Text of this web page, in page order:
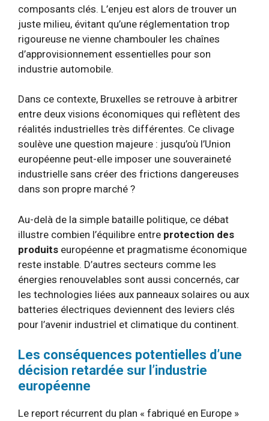
composants clés. L’enjeu est alors de trouver un
juste milieu, évitant qu’une réglementation trop
rigoureuse ne vienne chambouler les chaînes
d’approvisionnement essentielles pour son
industrie automobile.
Dans ce contexte, Bruxelles se retrouve à arbitrer
entre deux visions économiques qui reflètent des
réalités industrielles très différentes. Ce clivage
soulève une question majeure : jusqu’où l’Union
européenne peut-elle imposer une souveraineté
industrielle sans créer des frictions dangereuses
dans son propre marché ?
Au-delà de la simple bataille politique, ce débat
illustre combien l’équilibre entre protection des
produits européenne et pragmatisme économique
reste instable. D’autres secteurs comme les
énergies renouvelables sont aussi concernés, car
les technologies liées aux panneaux solaires ou aux
batteries électriques deviennent des leviers clés
pour l’avenir industriel et climatique du continent.
Les conséquences potentielles d’une
décision retardée sur l’industrie
européenne
Le report récurrent du plan « fabriqué en Europe »